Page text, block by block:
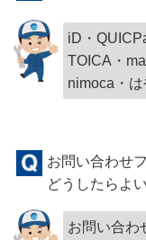
iD・
TOICA・
nimoca・は
お問い合わせ
どうしたらよ
お問い合わ